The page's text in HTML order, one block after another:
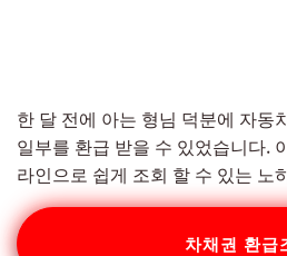
한 달 전에 아는 형님 덕분에 자동
일부를 환급 받을 수 있었습니다.
라인으로 쉽게 조회 할 수 있는 노
차채권 환급